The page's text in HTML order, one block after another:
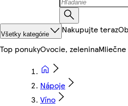
Všetky kategórie Nakupujte teraz
Top ponukyOvocie, zelenina
Nápoje
Víno